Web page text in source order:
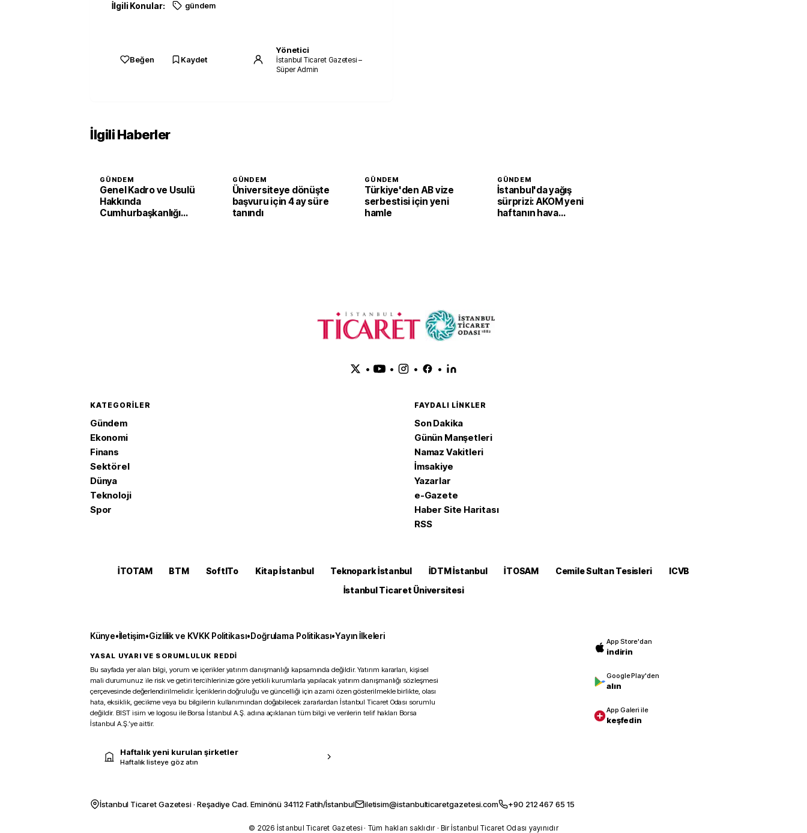
İlgili Konular: gündem
Beğen Kaydet
Yönetici
İstanbul Ticaret Gazetesi –
Süper Admin
İlgili Haberler
GÜNDEM
Genel Kadro ve Usulü
Hakkında
Cumhurbaşkanlığı
GÜNDEM
Üniversiteye dönüşte
başvuru için 4 ay süre
tanındı
GÜNDEM
Türkiye'den AB vize
serbestisi için yeni
hamle
GÜNDEM
İstanbul'da yağış
sürprizi: AKOM yeni
haftanın hava
• • • •
KATEGORILER
Gündem
Ekonomi
Finans
Sektörel
Dünya
Teknoloji
Spor
FAYDALI LINKLER
Son Dakika
Günün Manşetleri
Namaz Vakitleri
İmsakiye
Yazarlar
e-Gazete
Haber Site Haritası
RSS
İTOTAM BTM SoftITo Kitap İstanbul Teknopark İstanbul İDTM İstanbul İTOSAM Cemile Sultan Tesisleri
ICVB
İstanbul Ticaret Üniversitesi
Künye•İletişim•Gizlilik ve KVKK Politikası•Doğrulama Politikası•Yayın İlkeleri
YASAL UYARI VE SORUMLULUK REDDİ
Bu sayfada yer alan bilgi, yorum ve içerikler yatırım danışmanlığı kapsamında değildir. Yatırım kararları, kişisel
mali durumunuz ile risk ve getiri tercihlerinize göre yetkili kurumlarla yapılacak yatırım danışmanlığı sözleşmesi
çerçevesinde değerlendirilmelidir. İçeriklerin doğruluğu ve güncelliği için azami özen gösterilmekle birlikte, olası
hata, eksiklik, gecikme veya bu bilgilerin kullanımından doğabilecek zararlardan İstanbul Ticaret Odası sorumlu
değildir. BIST isim ve logosu ile Borsa İstanbul A.Ş. adına açıklanan tüm bilgi ve verilerin telif hakları Borsa
İstanbul A.Ş.’ye aittir.
Haftalık yeni kurulan şirketler
Haftalık listeye göz atın
App Store'dan
indirin
Google Play'den
alın
App Galeri ile
keşfedin
İstanbul Ticaret Gazetesi · Reşadiye Cad. Eminönü 34112 Fatih/İstanbul iletisim@istanbulticaretgazetesi.com +90 212 467 65 15
© 2026 İstanbul Ticaret Gazetesi · Tüm hakları saklıdır · Bir İstanbul Ticaret Odası yayınıdır